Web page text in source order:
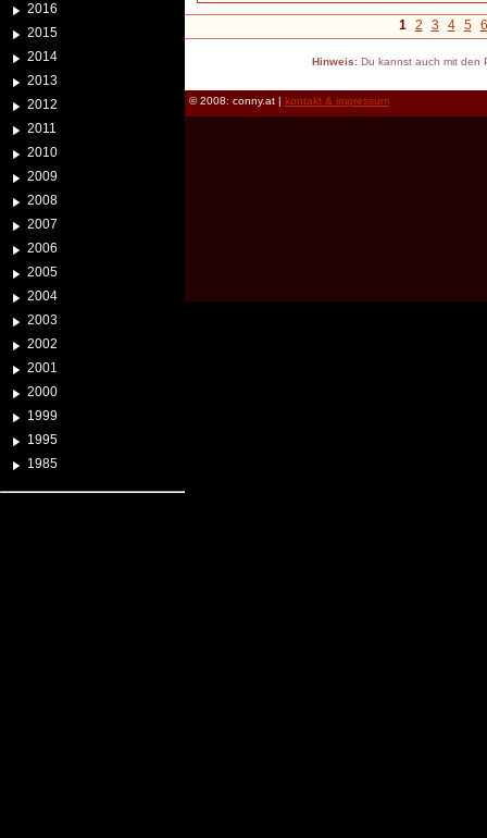
2016
2015
2014
2013
2012
2011
2010
2009
2008
2007
2006
2005
2004
2003
2002
2001
2000
1999
1995
1985
1 2 3 4 5 6
Hinweis:Du kannst auch mit den
© 2008: conny.at | kontakt & impressum